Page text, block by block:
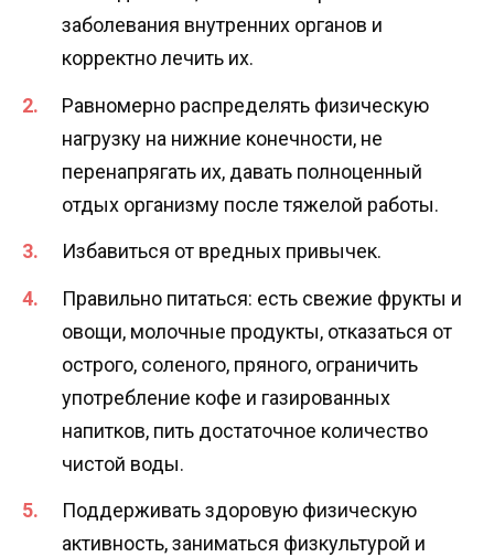
заболевания внутренних органов и
корректно лечить их.
Равномерно распределять физическую
нагрузку на нижние конечности, не
перенапрягать их, давать полноценный
отдых организму после тяжелой работы.
Избавиться от вредных привычек.
Правильно питаться: есть свежие фрукты и
овощи, молочные продукты, отказаться от
острого, соленого, пряного, ограничить
употребление кофе и газированных
напитков, пить достаточное количество
чистой воды.
Поддерживать здоровую физическую
активность, заниматься физкультурой и